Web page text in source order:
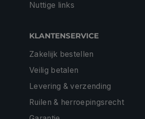
Nuttige links
KLANTENSERVICE
Zakelijk bestellen
Veilig betalen
Levering & verzending
Ruilen & herroepingsrecht